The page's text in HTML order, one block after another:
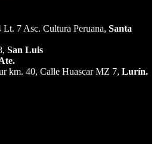
7 Asc. Cultura Peruana, Santa
San Luis
km. 40, Calle Huascar MZ 7, Lurín.